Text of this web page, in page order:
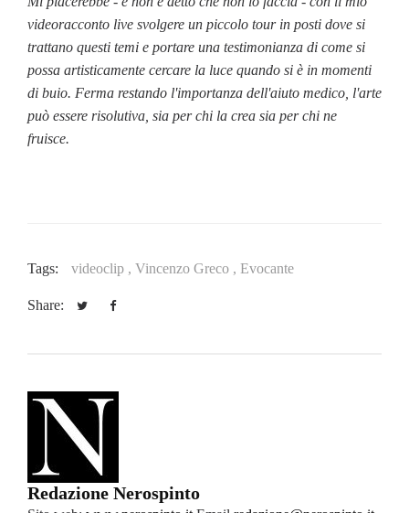
videoracconto live svolgere un piccolo tour in posti dove si
trattano questi temi e portare una testimonianza di come si
possa artisticamente cercare la luce quando si è in momenti
di buio. Ferma restando l'importanza dell'aiuto medico, l'arte
può essere risolutiva, sia per chi la crea sia per chi ne
fruisce.
Tags: videoclip , Vincenzo Greco , Evocante
Share:
Redazione Nerospinto